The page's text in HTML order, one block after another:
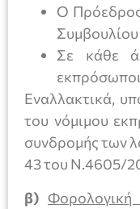
Ο Πρόεδρος
Σε κάθε
Εναλλακτικά,
του νόμιμου
συνδρομής των
43 του Ν.4605/
β) Φορολογική